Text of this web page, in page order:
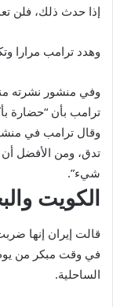
إذا حدث ذلك، فلن
وهدد ترامب مرارا
ترامب بأن “حضارة
وقال ترامب في
تدق، ومن الأفضل أن
شيء”.
الكويت
قالت إيران إنها
في وقت مبكر من يوم
الساحلية.